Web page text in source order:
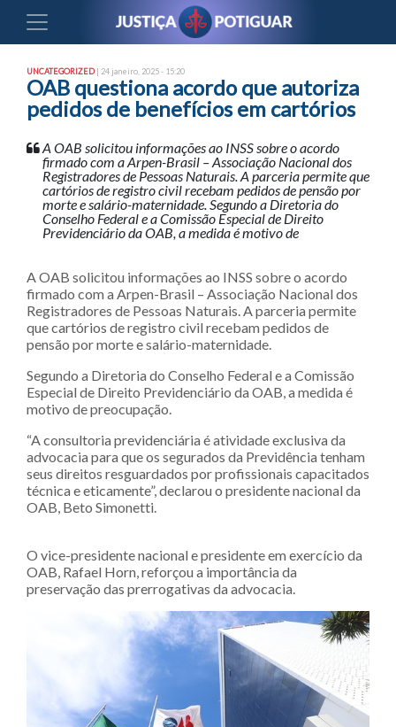
UNCATEGORIZED| 24 janeiro, 2025 - 15:20
OAB questiona acordo que autoriza
pedidos de benefícios em cartórios
A OAB solicitou informações ao INSS sobre o acordo
firmado com a Arpen-Brasil – Associação Nacional dos
Registradores de Pessoas Naturais. A parceria permite que
cartórios de registro civil recebam pedidos de pensão por
morte e salário-maternidade. Segundo a Diretoria do
Conselho Federal e a Comissão Especial de Direito
Previdenciário da OAB, a medida é motivo de
A OAB solicitou informações ao INSS sobre o acordo
firmado com a Arpen-Brasil – Associação Nacional dos
Registradores de Pessoas Naturais. A parceria permite
que cartórios de registro civil recebam pedidos de
pensão por morte e salário-maternidade.
Segundo a Diretoria do Conselho Federal e a Comissão
Especial de Direito Previdenciário da OAB, a medida é
motivo de preocupação.
“A consultoria previdenciária é atividade exclusiva da
advocacia para que os segurados da Previdência tenham
seus direitos resguardados por profissionais capacitados
técnica e eticamente”, declarou o presidente nacional da
OAB, Beto Simonetti.
O vice-presidente nacional e presidente em exercício da
OAB, Rafael Horn, reforçou a importância da
preservação das prerrogativas da advocacia.